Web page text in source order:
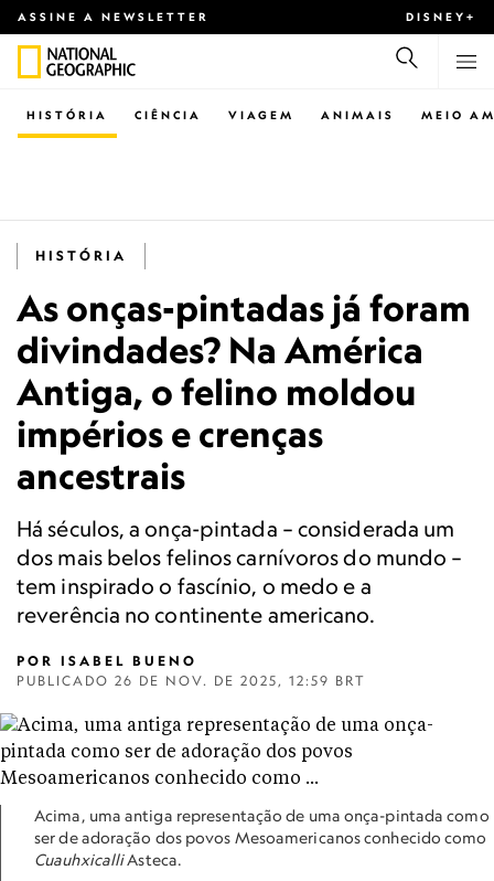
ASSINE A NEWSLETTER DISNEY+
CIÊNCIA VIAGEM ANIMAIS
HISTÓRIA MEIO
HISTÓRIA
As onças-pintadas já foram
divindades? Na América
Antiga, o felino moldou
impérios e crenças
ancestrais
Há séculos, a onça-pintada – considerada um
dos mais belos felinos carnívoros do mundo –
tem inspirado o fascínio, o medo e a
reverência no continente americano.
POR ISABEL BUENO
PUBLICADO 26 DE NOV. DE 2025, 12:59 BRT
Acima, uma antiga representação de uma onça-pintada como
ser de adoração dos povos Mesoamericanos conhecido como
CuauhxicalliAsteca.